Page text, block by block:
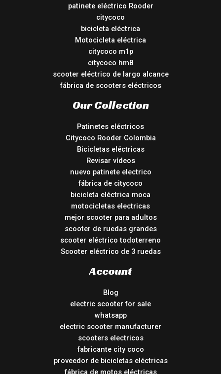
patinete eléctrico Rooder
citycoco
bicicleta eléctrica
Motocicleta eléctrica
citycoco m1p
citycoco hm8
scooter eléctrico de largo alcance
fábrica de scooters eléctricos
Our Collection
Patinetes eléctricos
Citycoco Rooder Colombia
Bicicletas eléctricas
Revisar vídeos
nuevo patinete electrico
fábrica de citycoco
bicicleta eléctrica moca
motocicletas electricas
mejor scooter para adultos
scooter de ruedas grandes
scooter eléctrico todoterreno
Scooter eléctrico de 3 ruedas
Account
Blog
electric scooter for sale
whatsapp
electric scooter manufacturer
scooters electricos
fabricante city coco
proveedor de bicicletas eléctricas
fábrica de motos eléctricas